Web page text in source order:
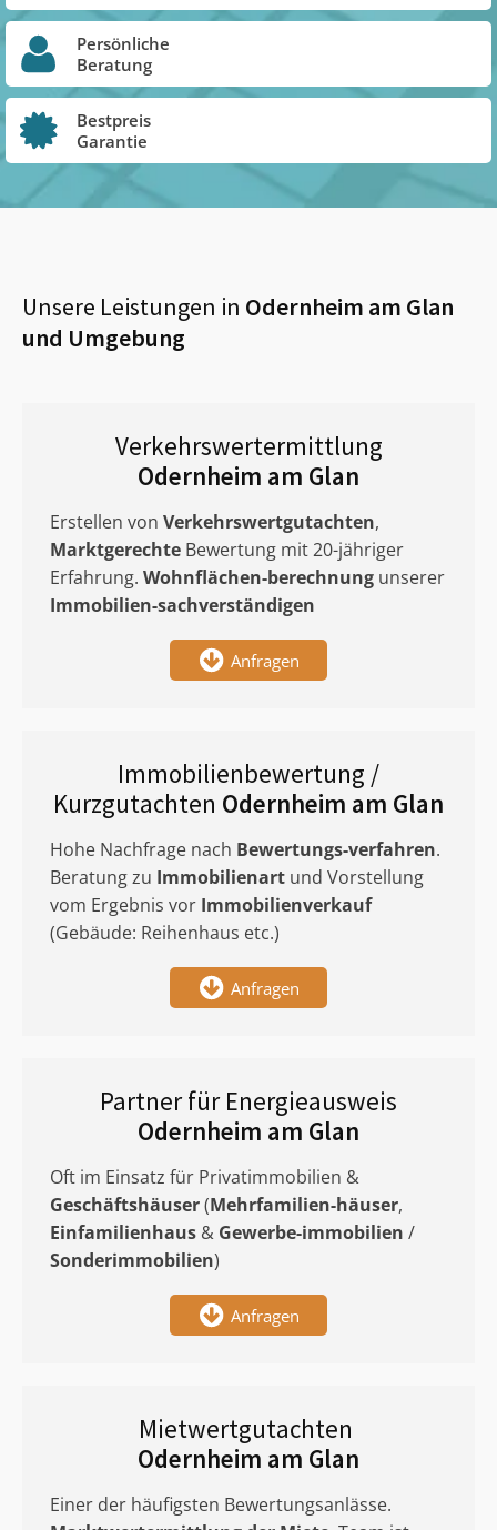
Persönliche
Beratung
Bestpreis
Garantie
Unsere Leistungen in Odernheim am Glan
und Umgebung
Verkehrswertermittlung
Odernheim am Glan
Erstellen von Verkehrswertgutachten,
Marktgerechte Bewertung mit 20-jähriger
Erfahrung. Wohnflächen-berechnung unserer
Immobilien-sachverständigen
Anfragen
Immobilienbewertung /
Kurzgutachten Odernheim am Glan
Hohe Nachfrage nach Bewertungs-verfahren.
Beratung zu Immobilienart und Vorstellung
vom Ergebnis vor Immobilienverkauf
(Gebäude: Reihenhaus etc.)
Anfragen
Partner für Energieausweis
Odernheim am Glan
Oft im Einsatz für Privatimmobilien &
Geschäftshäuser(Mehrfamilien-häuser,
Einfamilienhaus & Gewerbe-immobilien /
Sonderimmobilien)
Anfragen
Mietwertgutachten
Odernheim am Glan
Einer der häufigsten Bewertungsanlässe.